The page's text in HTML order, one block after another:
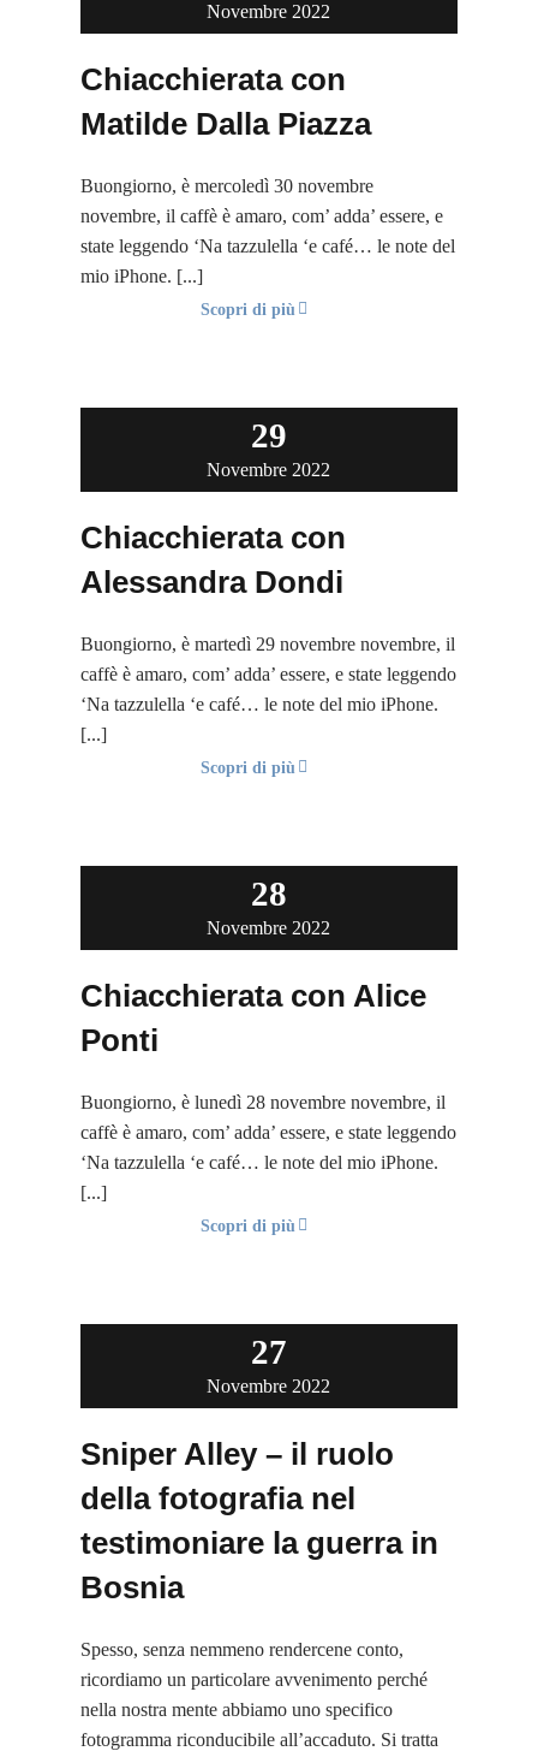
Novembre 2022
Chiacchierata con
Matilde Dalla Piazza
Buongiorno, è mercoledì 30 novembre
novembre, il caffè è amaro, com’ adda’ essere, e
state leggendo ‘Na tazzulella ‘e café… le note del
mio iPhone. [...]
Scopri di più
29
Novembre 2022
Chiacchierata con
Alessandra Dondi
Buongiorno, è martedì 29 novembre novembre, il
caffè è amaro, com’ adda’ essere, e state leggendo
‘Na tazzulella ‘e café… le note del mio iPhone.
[...]
Scopri di più
28
Novembre 2022
Chiacchierata con Alice
Ponti
Buongiorno, è lunedì 28 novembre novembre, il
caffè è amaro, com’ adda’ essere, e state leggendo
‘Na tazzulella ‘e café… le note del mio iPhone.
[...]
Scopri di più
27
Novembre 2022
Sniper Alley – il ruolo
della fotografia nel
testimoniare la guerra in
Bosnia
Spesso, senza nemmeno rendercene conto,
ricordiamo un particolare avvenimento perché
nella nostra mente abbiamo uno specifico
fotogramma riconducibile all’accaduto. Si tratta